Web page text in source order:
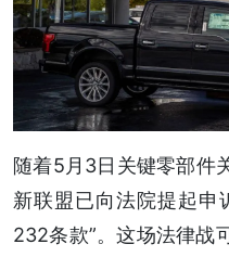
随着5月3日关键零部件
新联盟已向法院提起申
232条款”。这场法律战